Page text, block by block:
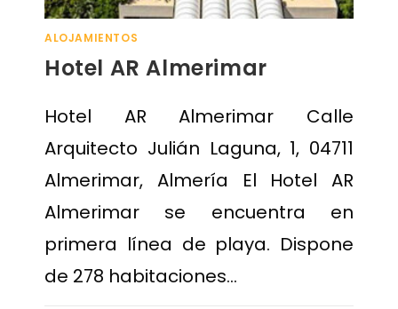
ALOJAMIENTOS
Hotel AR Almerimar
Hotel AR Almerimar Calle
Arquitecto Julián Laguna, 1, 04711
Almerimar, Almería El Hotel AR
Almerimar se encuentra en
primera línea de playa. Dispone
de 278 habitaciones…